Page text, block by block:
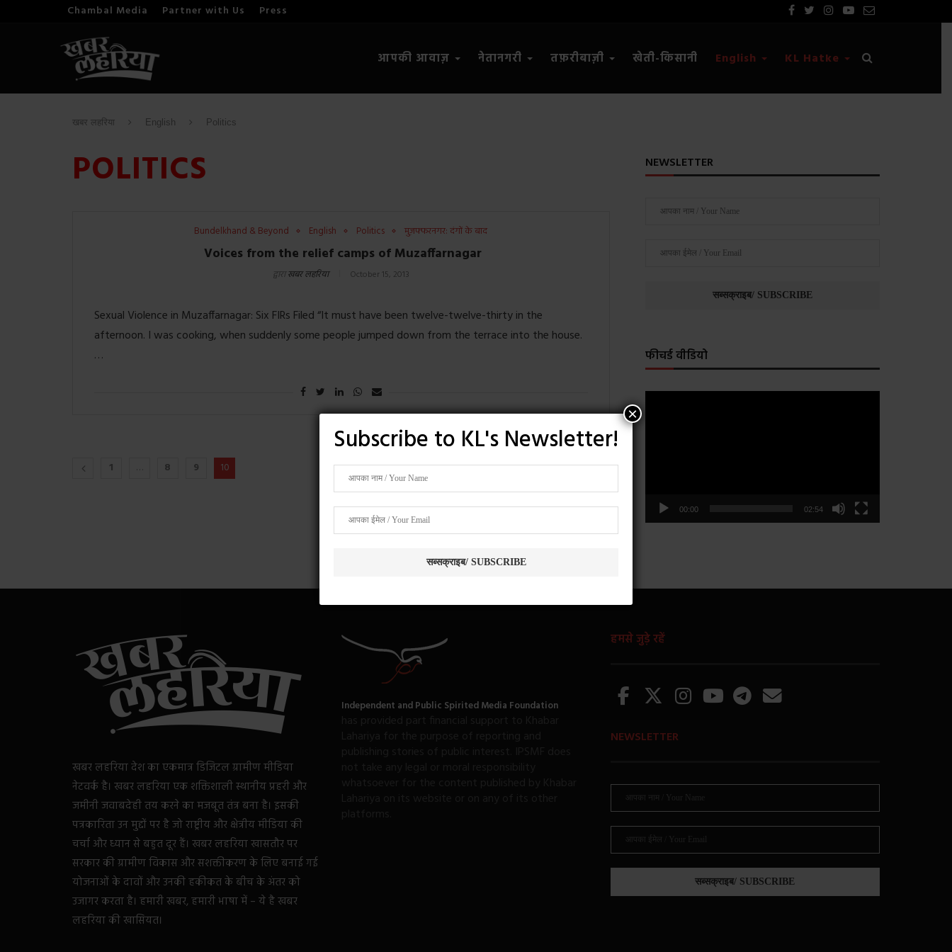
Chambal Media Partner with Us Press
आपकी आवाज़ नेतानगरी तफ़रीबाज़ी खेती-किसानी English KL Hatke
खबर लहरिया English Politics
POLITICS
Bundelkhand & Beyond English Politics मुज़फ्फरनगर: दंगों के बाद
Voices from the relief camps of Muzaffarnagar
द्वारा खबर लहरिया October 15, 2013
Sexual Violence in Muzaffarnagar: Six FIRs Filed “It must have been twelve-twelve-thirty in the
afternoon. I was cooking, when suddenly some people jumped down from the terrace into the house.
…
1 … 8 9 10
NEWSLETTER
फीचर्ड वीडियो
00:00 02:54
खबर लहरिया देश का एकमात्र डिजिटल ग्रामीण मीडिया
नेटवर्क है। खबर लहरिया एक शक्तिशाली स्थानीय प्रहरी और
जमीनी जवाबदेही तय करने का मजबूत तंत्र बना है। इसकी
पत्रकारिता उन मुद्दों पर है जो राष्ट्रीय और क्षेत्रीय मीडिया की
चर्चा और ध्यान से बहुत दूर हैं। खबर लहरिया खासतौर पर
सरकार की ग्रामीण विकास और सशक्तीकरण के लिए बनाई गई
योजनाओं के दावों और उनकी हकीकत के बीच के अंतर को
उजागर करता है। हमारी खबर, हमारी भाषा में – ये है खबर
लहरिया की खासियत।
Independent and Public Spirited Media Foundation
हमसे जुड़े रहें
NEWSLETTER
Subscribe to KL's Newsletter!
×